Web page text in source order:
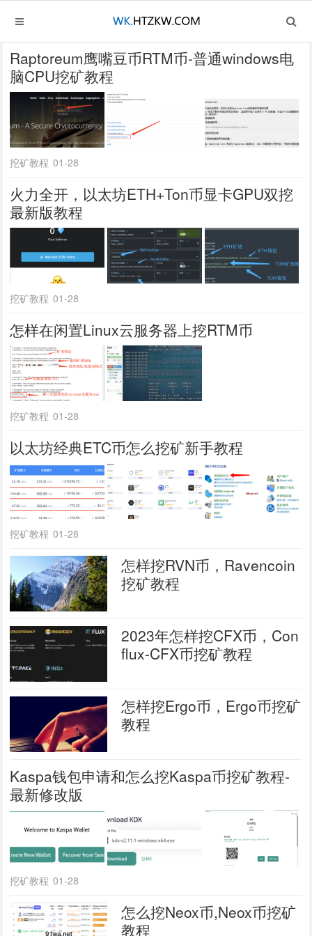
Raptoreum鹰嘴豆币RTM币-普通windows电
脑CPU挖矿教程
挖矿教程 01-28
火力全开，以太坊ETH+Ton币显卡GPU双挖
最新版教程
挖矿教程 01-28
怎样在闲置Linux云服务器上挖RTM币
挖矿教程 01-28
以太坊经典ETC币怎么挖矿新手教程
挖矿教程 01-28
怎样挖RVN币，Ravencoin
挖矿教程
2023年怎样挖CFX币，Con
flux-CFX币挖矿教程
怎样挖Ergo币，Ergo币挖矿
教程
Kaspa钱包申请和怎么挖Kaspa币挖矿教程-
最新修改版
挖矿教程 01-28
怎么挖Neox币,Neox币挖矿
教程